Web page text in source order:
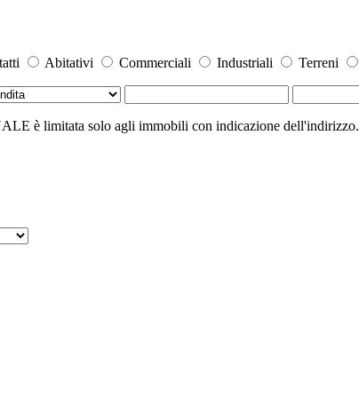
Abitativi Commerciali Industriali Terreni
è limitata solo agli immobili con indicazione dell'indirizzo.